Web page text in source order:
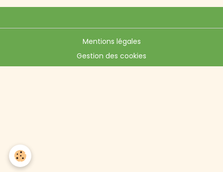
Mentions légales
Gestion des cookies